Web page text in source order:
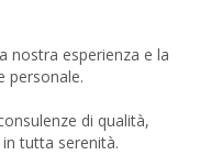
nostra esperienza e la
personale.
di qualità,
tutta serenità.